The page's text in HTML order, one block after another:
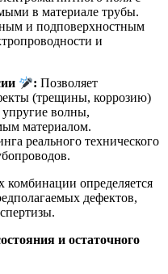
в материале трубы.
и подповерхностным
и
: Позволяет
(трещины, коррозию)
упругие волны,
материалом.
реального технического
определяется
дефектов,
и остаточного